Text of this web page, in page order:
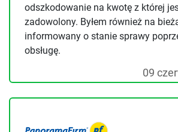
odszkodowanie na kwotę z której
zadowolony. Byłem również na
informowany o stanie sprawy
obsługę.
09